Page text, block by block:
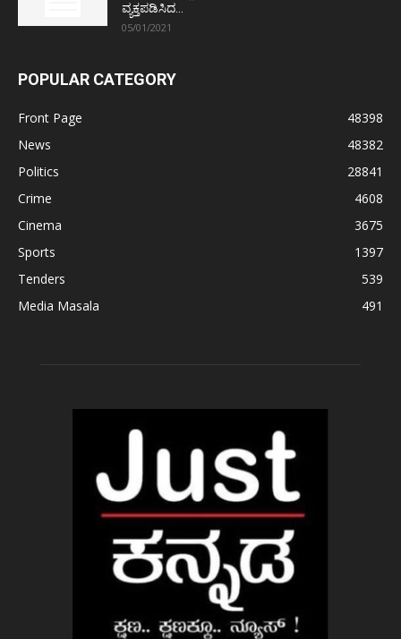
ವ್ಯಕ್ತಪಡಿಸಿದ...
05/01/2021
POPULAR CATEGORY
Front Page
48398
News
48382
Politics
28841
Crime
4608
Cinema
3675
Sports
1397
Tenders
539
Media Masala
491